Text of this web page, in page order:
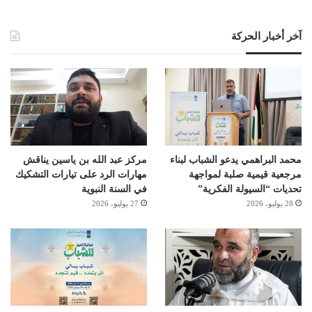
آخر أخبار الحركة
محمد البراهمي يدعو الشباب لبناء
مرجعية قيمية صلبة لمواجهة
تحديات “السيولة الفكرية”
28 يوليو، 2026
مركز عبد الله بن ياسين يناقش
مهارات الرد على تيارات التشكيك
في السنة النبوية
27 يوليو، 2026